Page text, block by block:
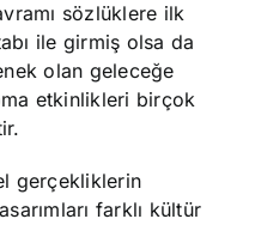
sözlüklere ilk
ile girmiş olsa da
olan geleceğe
etkinlikleri birçok
gerçekliklerin
farklı kültür